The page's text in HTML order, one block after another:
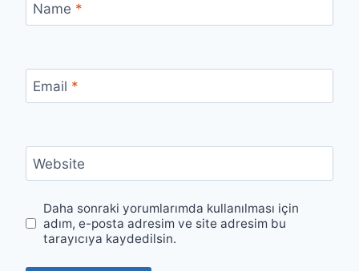
Name *
Email *
Website
Daha sonraki yorumlarımda kullanılması için
adım, e-posta adresim ve site adresim bu
tarayıcıya kaydedilsin.